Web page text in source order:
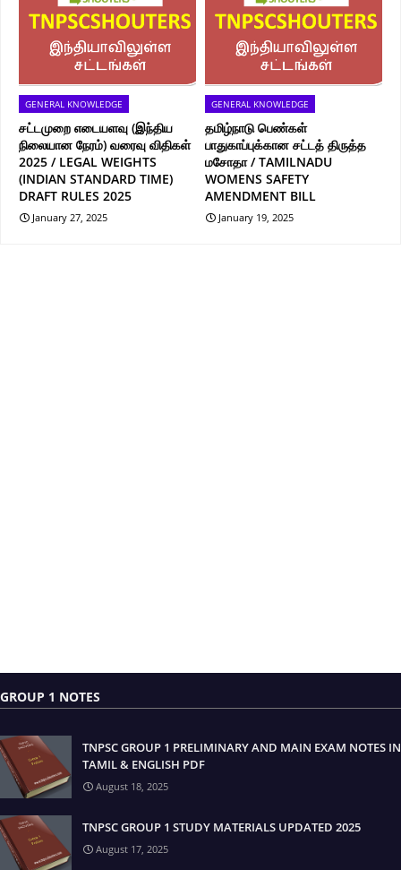
GENERAL KNOWLEDGE
சட்டமுறை எடையளவு (இந்திய
நிலையான நேரம்) வரைவு விதிகள்
2025 / LEGAL WEIGHTS
(INDIAN STANDARD TIME)
DRAFT RULES 2025
January 27, 2025
GENERAL KNOWLEDGE
தமிழ்நாடு பெண்கள்
பாதுகாப்புக்கான சட்டத் திருத்த
மசோதா / TAMILNADU
WOMENS SAFETY
AMENDMENT BILL
January 19, 2025
GROUP 1 NOTES
TNPSC GROUP 1 PRELIMINARY AND MAIN EXAM NOTES IN
TAMIL & ENGLISH PDF
August 18, 2025
TNPSC GROUP 1 STUDY MATERIALS UPDATED 2025
August 17, 2025